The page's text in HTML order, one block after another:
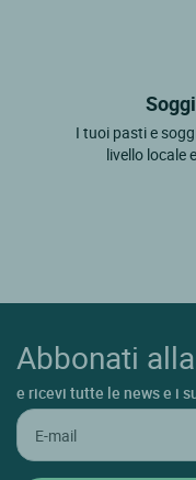
I tuoi pasti e
livello locale
Abbonati
e ricevi tutte le news e i